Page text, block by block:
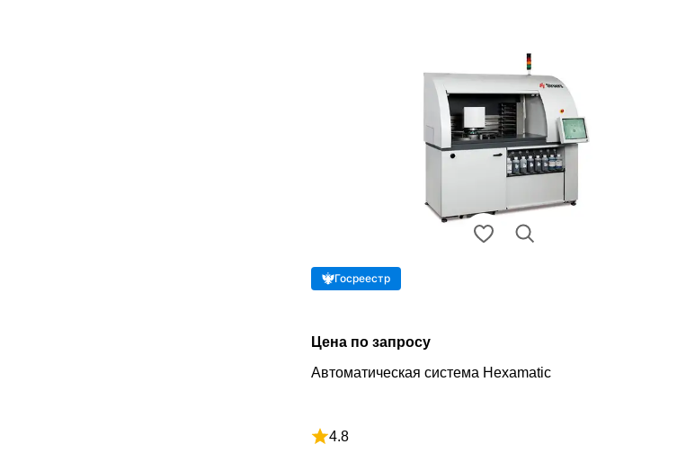
Госреестр
Цена по запросу
Автоматическая система Hexamatic
4.8
Рейтинг 4.8 из 5